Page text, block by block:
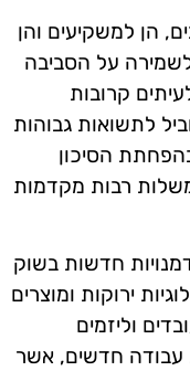
הן למשקיעים והן
על הסביבה
קרובות
לתשואות גבוהות
הסיכון
רבות מקדמות
חדשות בשוק
ירוקות ומוצרים
וליזמים
עבודה חדשים, אשר